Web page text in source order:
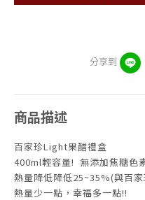
分享到
商品描述
百家珍Light果醋禮盒
400ml輕容量! 無添加焦糖色
熱量降低降低25~35%(與百
熱量少一點，幸福多一點!!